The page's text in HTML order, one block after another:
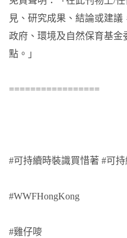
見、研究成果、結論或建
政府、環境及自然保育基
點。」
=================
#可持續時裝識買惜著 #可
#WWFHongKong
#雞仔嘜